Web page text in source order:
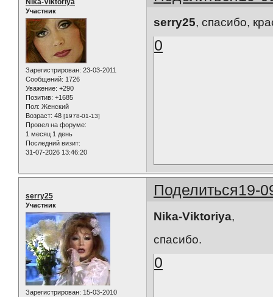
Участник
Зарегистрирован: 23-03-2011
Сообщений: 1726
Уважение: +290
Позитив: +1685
Пол: Женский
Возраст: 48 [1978-01-13]
Провел на форуме:
1 месяц 1 день
Последний визит:
31-07-2026 13:46:20
serry25, cпасибо,
0
Поделиться19-
serry25
Участник
Зарегистрирован: 15-03-2010
Nika-Viktoriya,
спасибо.
0